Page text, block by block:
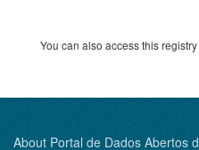
You can also access this
About Portal de Dados Abertos